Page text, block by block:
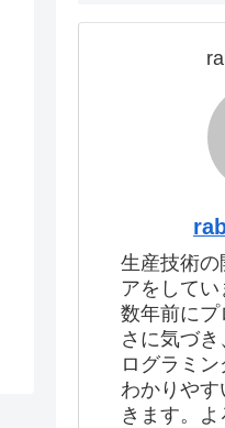
生産技術の
アをしてい
数年前にプ
さに気づ
ログラミン
わかりやす
きます。よ